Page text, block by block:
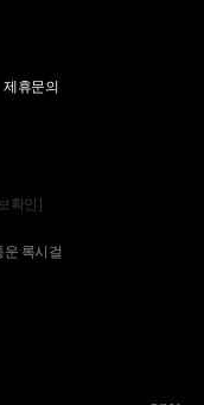
제휴문의
확인]
운 록시걸